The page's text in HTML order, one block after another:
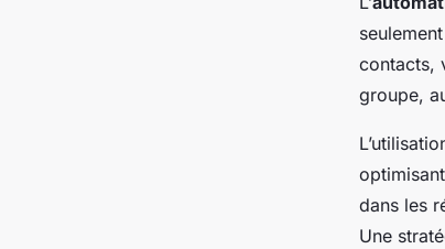
contacts,
groupe,
dans les
Une